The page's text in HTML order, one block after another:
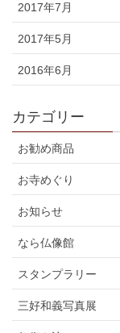
2017年7月
2017年5月
2016年6月
カテゴリー
お勧め商品
お寺めぐり
お知らせ
なら仏像館
スタンプラリー
三好和義写真展